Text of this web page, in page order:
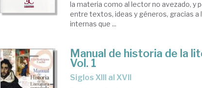
la materia como al lector no avezado, y
entre textos, ideas y géneros, gracias
internas que ...
Manual de historia de la
Vol. 1
siglos XIII al XVII